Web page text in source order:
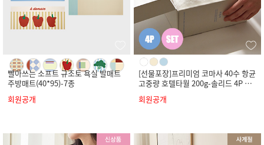
빨아쓰는 소프트 규조토 욕실 발매트
주방매트(40*95)-7종
회원공개
[선물포장]프리미엄 코마사 40수 항균
고중량 호텔타월 200g-솔리드 4P 세
회원공개